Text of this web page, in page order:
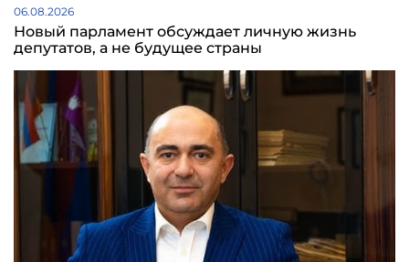
06.08.2026
Новый парламент обсуждает личную жизнь
депутатов, а не будущее страны